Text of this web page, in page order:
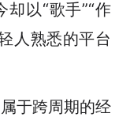
以“歌手”“作
人熟悉的平台
于跨周期的经